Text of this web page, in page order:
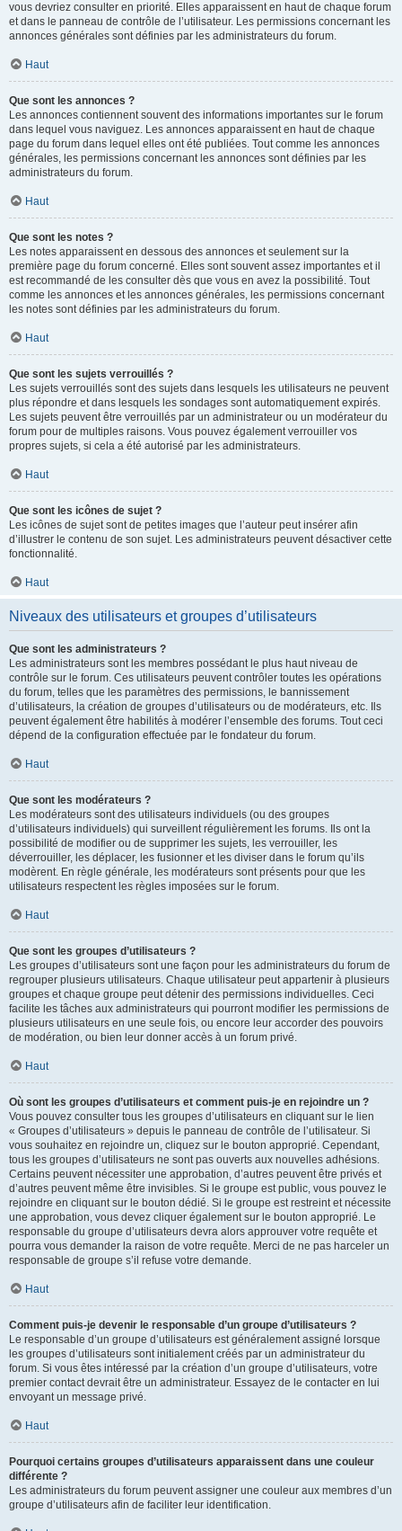
vous devriez consulter en priorité. Elles apparaissent en haut de chaque forum
et dans le panneau de contrôle de l’utilisateur. Les permissions concernant les
annonces générales sont définies par les administrateurs du forum.
Haut
Que sont les annonces ?
Les annonces contiennent souvent des informations importantes sur le forum
dans lequel vous naviguez. Les annonces apparaissent en haut de chaque
page du forum dans lequel elles ont été publiées. Tout comme les annonces
générales, les permissions concernant les annonces sont définies par les
administrateurs du forum.
Haut
Que sont les notes ?
Les notes apparaissent en dessous des annonces et seulement sur la
première page du forum concerné. Elles sont souvent assez importantes et il
est recommandé de les consulter dès que vous en avez la possibilité. Tout
comme les annonces et les annonces générales, les permissions concernant
les notes sont définies par les administrateurs du forum.
Haut
Que sont les sujets verrouillés ?
Les sujets verrouillés sont des sujets dans lesquels les utilisateurs ne peuvent
plus répondre et dans lesquels les sondages sont automatiquement expirés.
Les sujets peuvent être verrouillés par un administrateur ou un modérateur du
forum pour de multiples raisons. Vous pouvez également verrouiller vos
propres sujets, si cela a été autorisé par les administrateurs.
Haut
Que sont les icônes de sujet ?
Les icônes de sujet sont de petites images que l’auteur peut insérer afin
d’illustrer le contenu de son sujet. Les administrateurs peuvent désactiver cette
fonctionnalité.
Haut
Niveaux des utilisateurs et groupes d’utilisateurs
Que sont les administrateurs ?
Les administrateurs sont les membres possédant le plus haut niveau de
contrôle sur le forum. Ces utilisateurs peuvent contrôler toutes les opérations
du forum, telles que les paramètres des permissions, le bannissement
d’utilisateurs, la création de groupes d’utilisateurs ou de modérateurs, etc. Ils
peuvent également être habilités à modérer l’ensemble des forums. Tout ceci
dépend de la configuration effectuée par le fondateur du forum.
Haut
Que sont les modérateurs ?
Les modérateurs sont des utilisateurs individuels (ou des groupes
d’utilisateurs individuels) qui surveillent régulièrement les forums. Ils ont la
possibilité de modifier ou de supprimer les sujets, les verrouiller, les
déverrouiller, les déplacer, les fusionner et les diviser dans le forum qu’ils
modèrent. En règle générale, les modérateurs sont présents pour que les
utilisateurs respectent les règles imposées sur le forum.
Haut
Que sont les groupes d’utilisateurs ?
Les groupes d’utilisateurs sont une façon pour les administrateurs du forum de
regrouper plusieurs utilisateurs. Chaque utilisateur peut appartenir à plusieurs
groupes et chaque groupe peut détenir des permissions individuelles. Ceci
facilite les tâches aux administrateurs qui pourront modifier les permissions de
plusieurs utilisateurs en une seule fois, ou encore leur accorder des pouvoirs
de modération, ou bien leur donner accès à un forum privé.
Haut
Où sont les groupes d’utilisateurs et comment puis-je en rejoindre un ?
Vous pouvez consulter tous les groupes d’utilisateurs en cliquant sur le lien
« Groupes d’utilisateurs » depuis le panneau de contrôle de l’utilisateur. Si
vous souhaitez en rejoindre un, cliquez sur le bouton approprié. Cependant,
tous les groupes d’utilisateurs ne sont pas ouverts aux nouvelles adhésions.
Certains peuvent nécessiter une approbation, d’autres peuvent être privés et
d’autres peuvent même être invisibles. Si le groupe est public, vous pouvez le
rejoindre en cliquant sur le bouton dédié. Si le groupe est restreint et nécessite
une approbation, vous devez cliquer également sur le bouton approprié. Le
responsable du groupe d’utilisateurs devra alors approuver votre requête et
pourra vous demander la raison de votre requête. Merci de ne pas harceler un
responsable de groupe s’il refuse votre demande.
Haut
Comment puis-je devenir le responsable d’un groupe d’utilisateurs ?
Le responsable d’un groupe d’utilisateurs est généralement assigné lorsque
les groupes d’utilisateurs sont initialement créés par un administrateur du
forum. Si vous êtes intéressé par la création d’un groupe d’utilisateurs, votre
premier contact devrait être un administrateur. Essayez de le contacter en lui
envoyant un message privé.
Haut
Pourquoi certains groupes d’utilisateurs apparaissent dans une couleur
différente ?
Les administrateurs du forum peuvent assigner une couleur aux membres d’un
groupe d’utilisateurs afin de faciliter leur identification.